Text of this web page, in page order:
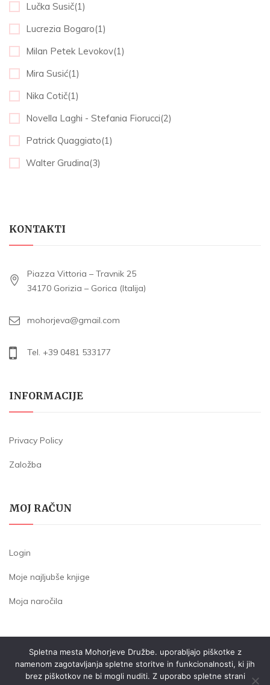
Lučka Susič(1)
Lucrezia Bogaro(1)
Milan Petek Levokov(1)
Mira Susić(1)
Nika Cotič(1)
Novella Laghi - Stefania Fiorucci(2)
Patrick Quaggiato(1)
Walter Grudina(3)
KONTAKTI
Piazza Vittoria – Travnik 25
34170 Gorizia – Gorica (Italija)
mohorjeva@gmail.com
Tel. +39 0481 533177
INFORMACIJE
Privacy Policy
Založba
MOJ RAČUN
Login
Moje najljubše knjige
Moja naročila
SOCIETA' COOPERATIVA - ZADRUGA GORISKA MOHORJEVA
P.IVA: IT00480890318
Spletna mesta Mohorjeve Družbe. uporabljajo piškotke z
namenom zagotavljanja spletne storitve in funkcionalnosti, ki jih
brez piškotkov ne bi mogli nuditi. Z uporabo spletne strani